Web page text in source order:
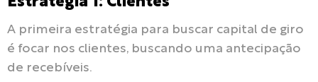
A primeira estratégia para buscar capital de giro
é focar nos clientes, buscando uma antecipação
de recebíveis.